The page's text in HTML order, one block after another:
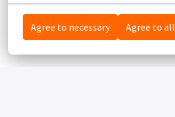
Agree to necessary Agree to all